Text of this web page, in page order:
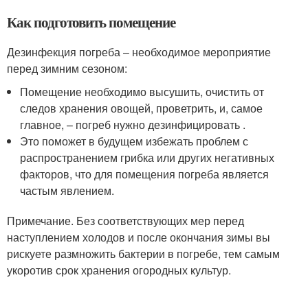
Как подготовить помещение
Дезинфекция погреба – необходимое мероприятие
перед зимним сезоном:
Помещение необходимо высушить, очистить от
следов хранения овощей, проветрить, и, самое
главное, – погреб нужно дезинфицировать .
Это поможет в будущем избежать проблем с
распространением грибка или других негативных
факторов, что для помещения погреба является
частым явлением.
Примечание. Без соответствующих мер перед
наступлением холодов и после окончания зимы вы
рискуете размножить бактерии в погребе, тем самым
укоротив срок хранения огородных культур.